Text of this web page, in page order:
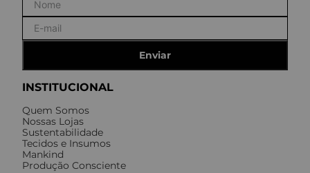
INSTITUCIONAL
Quem Somos
Nossas Lojas
Sustentabilidade
Tecidos e Insumos
Mankind
Produção Consciente
Enviar